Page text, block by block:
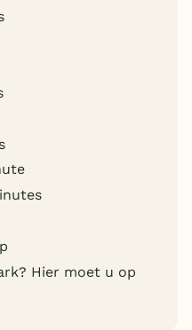
Hier moet u op